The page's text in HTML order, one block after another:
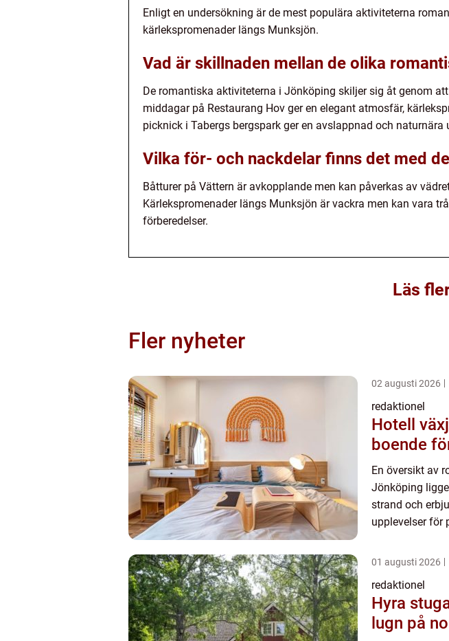
Enligt en undersökning är de mest populära aktiviteterna
kärlekspromenader längs Munksjön.
Vad är skillnaden mellan de olika
De romantiska aktiviteterna i Jönköping skiljer sig åt genom
middagar på Restaurang Hov ger en elegant atmosfär,
picknick i Tabergs bergspark ger en avslappnad och naturnära
Vilka för- och nackdelar finns det med
Båtturer på Vättern är avkopplande men kan påverkas av
Kärlekspromenader längs Munksjön är vackra men kan vara
förberedelser.
Läs
Fler nyheter
02 augusti 2026
redaktionel
Hotell växjö så hittar
boende
En översikt av
Jönköping
strand och
upplevelser för
kommer en...
01 augusti 2026
redaktionel
Hyra stuga böda
lugn på